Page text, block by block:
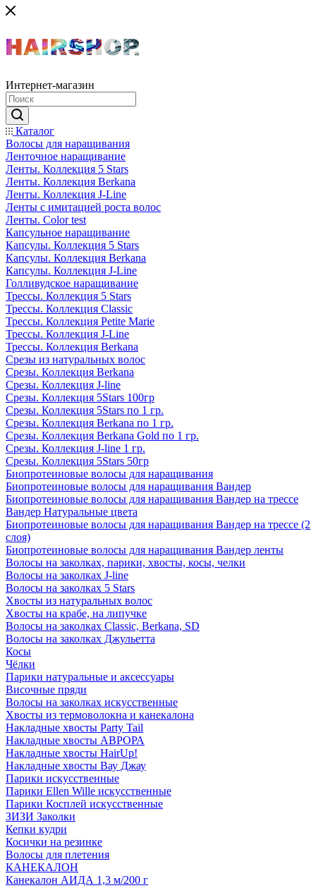
Интернет-магазин
Каталог
Волосы для наращивания
Ленточное наращивание
Ленты. Коллекция 5 Stars
Ленты. Коллекция Berkana
Ленты. Коллекция J-Line
Ленты с имитацией роста волос
Ленты. Color test
Капсульное наращивание
Капсулы. Коллекция 5 Stars
Капсулы. Коллекция Berkana
Капсулы. Коллекция J-Line
Голливудское наращивание
Трессы. Коллекция 5 Stars
Трессы. Коллекция Classic
Трессы. Коллекция Petite Marie
Трессы. Коллекция J-Line
Трессы. Коллекция Berkana
Срезы из натуральных волос
Срезы. Коллекция Berkana
Срезы. Коллекция J-line
Срезы. Коллекция 5Stars 100гр
Срезы. Коллекция 5Stars по 1 гр.
Срезы. Коллекция Berkana по 1 гр.
Срезы. Коллекция Berkana Gold по 1 гр.
Срезы. Коллекция J-line 1 гр.
Срезы. Коллекция 5Stars 50гр
Биопротеиновые волосы для наращивания
Биопротеиновые волосы для наращивания Вандер
Биопротеиновые волосы для наращивания Вандер на трессе
Вандер Натуральные цвета
Биопротеиновые волосы для наращивания Вандер на трессе (2
слоя)
Биопротеиновые волосы для наращивания Вандер ленты
Волосы на заколках, парики, хвосты, косы, челки
Волосы на заколках J-line
Волосы на заколках 5 Stars
Хвосты из натуральных волос
Хвосты на крабе, на липучке
Волосы на заколках Classic, Berkana, SD
Волосы на заколках Джульетта
Косы
Чёлки
Парики натуральные и аксессуары
Височные пряди
Волосы на заколках искусственные
Хвосты из термоволокна и канекалона
Накладные хвосты Party Tail
Накладные хвосты АВРОРА
Накладные хвосты HairUp!
Накладные хвосты Вау Джау
Парики искусственные
Парики Ellen Wille искусственные
Парики Косплей искусственные
ЗИЗИ Заколки
Кепки кудри
Косички на резинке
Волосы для плетения
КАНЕКАЛОН
Канекалон АИДА 1,3 м/200 г